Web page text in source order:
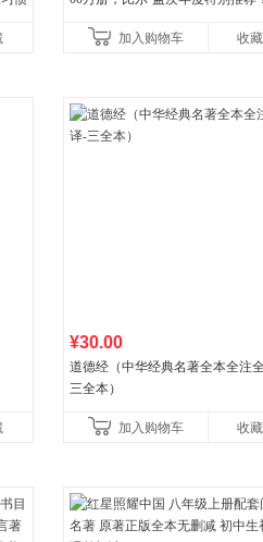
比你听说的还要
加入购物车 收藏
¥30.00
道德经（中华经典名著全本全注
三全本）
加入购物车 收藏